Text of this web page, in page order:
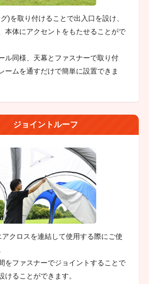
)を取り付けることで出入口を設け、
本体にアクセントをもたせることがで
ル同様、天幕とファスナーで取り付
ームを通すだけで簡単に設置できま
ジョイントルーフ
アクロスを連結して使用する際にご使
をファスナーでジョイントすることで
けることができます。